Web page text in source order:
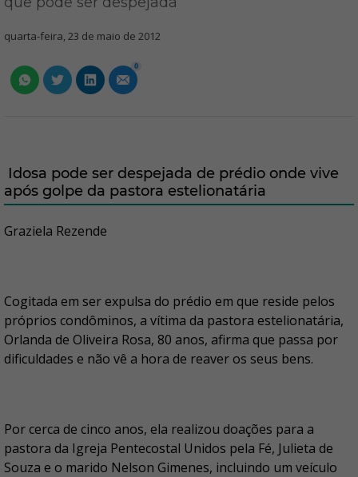
quarta-feira, 23 de maio de 2012
0
Idosa pode ser despejada de prédio onde vive
após golpe da pastora estelionatária
Graziela Rezende
Cogitada em ser expulsa do prédio em que reside pelos
próprios condôminos, a vítima da pastora estelionatária,
Orlanda de Oliveira Rosa, 80 anos, afirma que passa por
dificuldades e não vê a hora de reaver os seus bens.
Por cerca de cinco anos, ela realizou doações para a
pastora da Igreja Pentecostal Unidos pela Fé, Julieta de
Souza e o marido Nelson Gimenes, incluindo um veículo